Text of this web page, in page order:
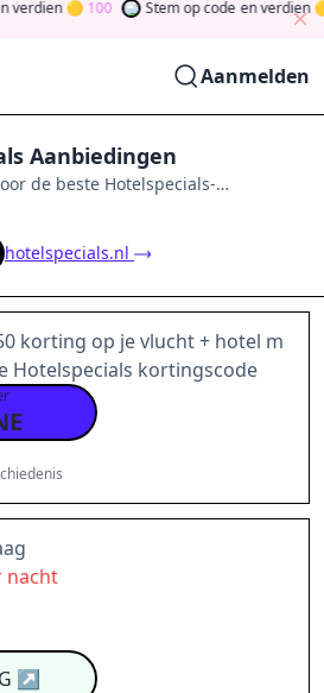
100 Stem op code en verdien
Aanmelden
Aanbiedingen
de beste Hotelspecials-
tokens door bij te dragen via
delen en meer. Drehen Sie den
gewinnen Sie Geld
hotelspecials.nl
korting op je vlucht + hotel m
Hotelspecials kortingscode
nacht
↗